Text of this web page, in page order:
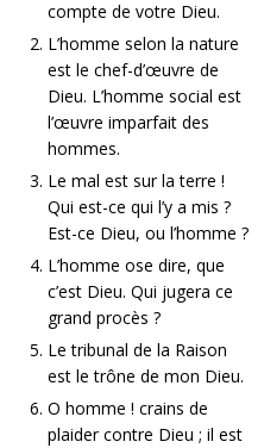
compte de votre Dieu.
L’homme selon la nature
est le chef-d’œuvre de
Dieu. L’homme social est
l’œuvre imparfait des
hommes.
Le mal est sur la terre !
Qui est-ce qui l’y a mis ?
Est-ce Dieu, ou l’homme ?
L’homme ose dire, que
c’est Dieu. Qui jugera ce
grand procès ?
Le tribunal de la Raison
est le trône de mon Dieu.
O homme ! crains de
plaider contre Dieu ; il est